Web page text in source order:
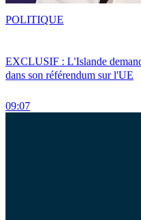
EXCLUSIF : L'Islande
dans son référendum sur l'UE
09:07
POLITIQUE